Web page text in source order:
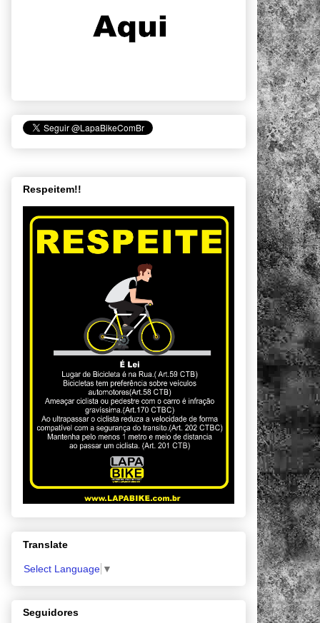
Respeitem!!
Translate
Select Language ▼
Seguidores